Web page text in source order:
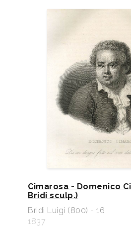
Cimarosa - Domenico
Bridi sculp.)
Bridi Luigi (800) - 16
1837